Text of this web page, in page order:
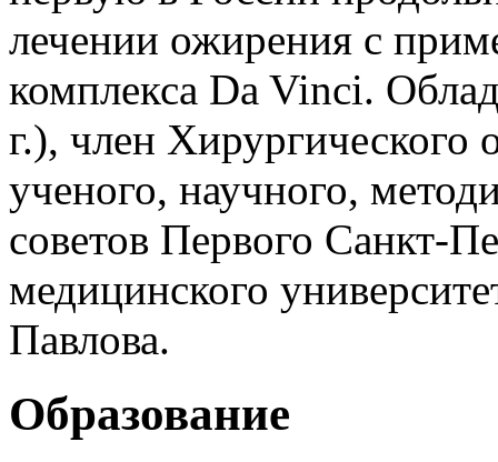
лечении ожирения с
комплекса Da Vinci.
г.), член Хирургического
ученого, научного,
советов Первого Санкт-
медицинского
Павлова.
Образование